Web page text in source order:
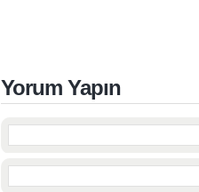
Yorum Yapın